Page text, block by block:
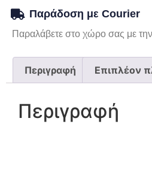
Παράδοση με Courier
Παραλάβετε στο χώρο σας με
Περιγραφή Επιπλέον
Περιγραφή